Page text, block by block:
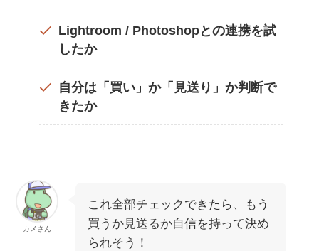
Lightroom / Photoshopとの連携を試
したか
自分は「買い」か「見送り」か判断で
きたか
カメさん
これ全部チェックできたら、もう
買うか見送るか自信を持って決め
られそう！